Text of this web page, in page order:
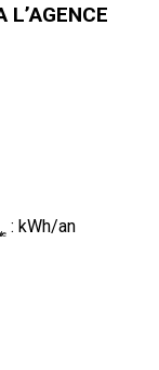
: kWh/an